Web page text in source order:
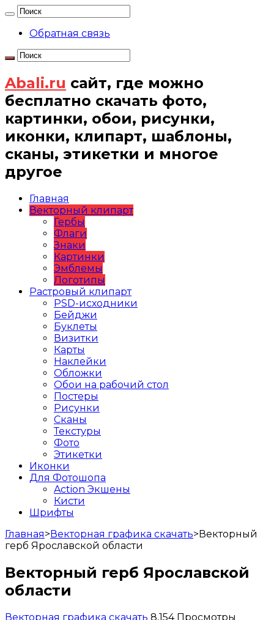
Обратная связь
Abali.ru сайт, где можно
бесплатно скачать фото,
картинки, обои, рисунки,
иконки, клипарт, шаблоны,
сканы, этикетки и многое
другое
Главная
Векторный клипарт
Гербы
Флаги
Знаки
Картинки
Эмблемы
Логотипы
Растровый клипарт
PSD-исходники
Бейджи
Буклеты
Визитки
Карты
Наклейки
Обложки
Обои на рабочий стол
Постеры
Рисунки
Сканы
Текстуры
Фото
Этикетки
Иконки
Для Фотошопа
Action Экшены
Кисти
Шрифты
Главная>Векторная графика скачать>Векторный
герб Ярославской области
Векторный герб Ярославской
области
Векторная графика скачать 8,154 Просмотры